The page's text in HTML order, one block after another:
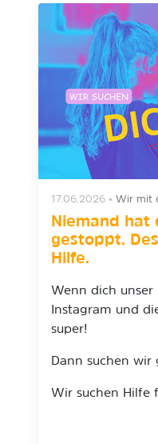
17.06.2026 • Wir mit
Niemand hat
gestoppt.
Hilfe.
Wenn dich
Instagram und
super!
Dann suchen wir
Wir suchen Hilfe